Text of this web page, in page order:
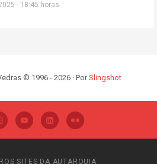
- 18:45 horas
© 1996 - 2026 · PorSlingshot
SITES DA AUTARQUIA